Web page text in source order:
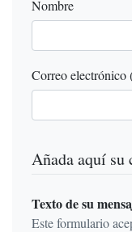
Nombre
Correo electrónico
Añada aquí su
Texto de su
Este formulario